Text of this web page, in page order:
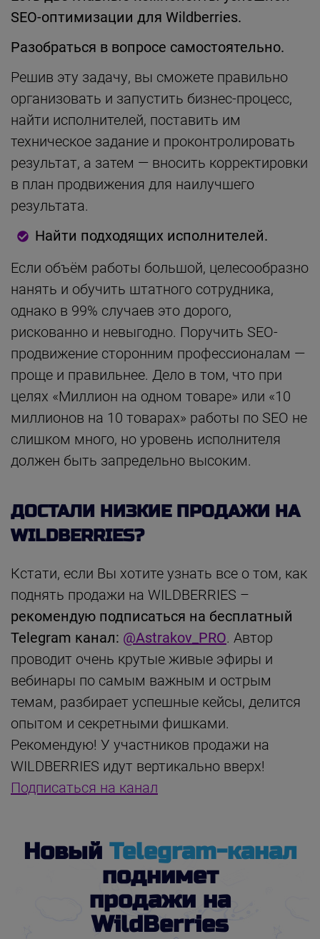
SEO-оптимизации для Wildberries.
Разобраться в вопросе самостоятельно.
Решив эту задачу, вы сможете правильно
организовать и запустить бизнес-процесс,
найти исполнителей, поставить им
техническое задание и проконтролировать
результат, а затем — вносить корректировки
в план продвижения для наилучшего
результата.
Найти подходящих исполнителей.
Если объём работы большой, целесообразно
нанять и обучить штатного сотрудника,
однако в 99% случаев это дорого,
рискованно и невыгодно. Поручить SEO-
продвижение сторонним профессионалам —
проще и правильнее. Дело в том, что при
целях «Миллион на одном товаре» или «10
миллионов на 10 товарах» работы по SEO не
слишком много, но уровень исполнителя
должен быть запредельно высоким.
ДОСТАЛИ НИЗКИЕ ПРОДАЖИ НА
WILDBERRIES?
Кстати, если Вы хотите узнать все о том, как
поднять продажи на WILDBERRIES –
рекомендую подписаться на бесплатный
Telegram канал: @Astrakov_PRO. Автор
проводит очень крутые живые эфиры и
вебинары по самым важным и острым
темам, разбирает успешные кейсы, делится
опытом и секретными фишками.
Рекомендую! У участников продажи на
WILDBERRIES идут вертикально вверх!
Подписаться на канал
Новый Telegram-канал
поднимет
продажи на
WildBerries